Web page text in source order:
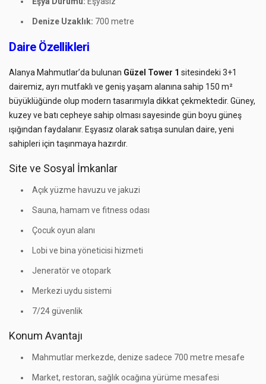
Denize Uzaklık: 700 metre
Daire Özellikleri
Alanya Mahmutlar’da bulunan Güzel Tower 1 sitesindeki 3+1
dairemiz, ayrı mutfaklı ve geniş yaşam alanına sahip 150 m²
büyüklüğünde olup modern tasarımıyla dikkat çekmektedir. Güney,
kuzey ve batı cepheye sahip olması sayesinde gün boyu güneş
ışığından faydalanır. Eşyasız olarak satışa sunulan daire, yeni
sahipleri için taşınmaya hazırdır.
Site ve Sosyal İmkanlar
Açık yüzme havuzu ve jakuzi
Sauna, hamam ve fitness odası
Çocuk oyun alanı
Lobi ve bina yöneticisi hizmeti
Jeneratör ve otopark
Merkezi uydu sistemi
7/24 güvenlik
Konum Avantajı
Mahmutlar merkezde, denize sadece 700 metre mesafe
Market, restoran, sağlık ocağına yürüme mesafesi